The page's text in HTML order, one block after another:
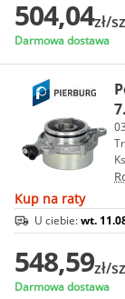
504,04zł/
Darmowa dostawa
Kup na raty
U ciebie:wt.
548,59zł/
Darmowa dostawa